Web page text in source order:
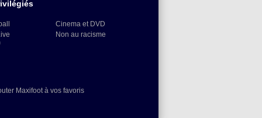
Cinema et DVD
Non au racisme
Maxifoot à vos favoris